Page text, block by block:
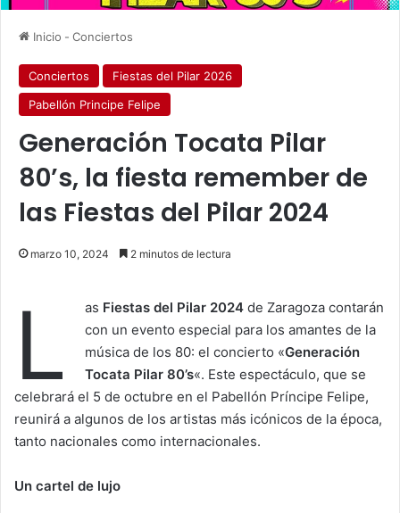
Inicio - Conciertos
Conciertos
Fiestas del Pilar 2026
Pabellón Principe Felipe
Generación Tocata Pilar
80’s, la fiesta remember de
las Fiestas del Pilar 2024
marzo 10, 2024 2 minutos de lectura
L as Fiestas del Pilar 2024 de Zaragoza contarán
con un evento especial para los amantes de la
música de los 80: el concierto «Generación
Tocata Pilar 80’s«. Este espectáculo, que se
celebrará el 5 de octubre en el Pabellón Príncipe Felipe,
reunirá a algunos de los artistas más icónicos de la época,
tanto nacionales como internacionales.
Un cartel de lujo